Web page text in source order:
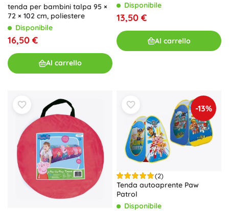
tenda per bambini talpa 95 ×
72 × 102 cm, poliestere
Disponibile
16,50 €
Al carrello
Disponibile
13,50 €
Al carrello
-13%
(2)
Tenda autoaprente Paw
Patrol
Disponibile